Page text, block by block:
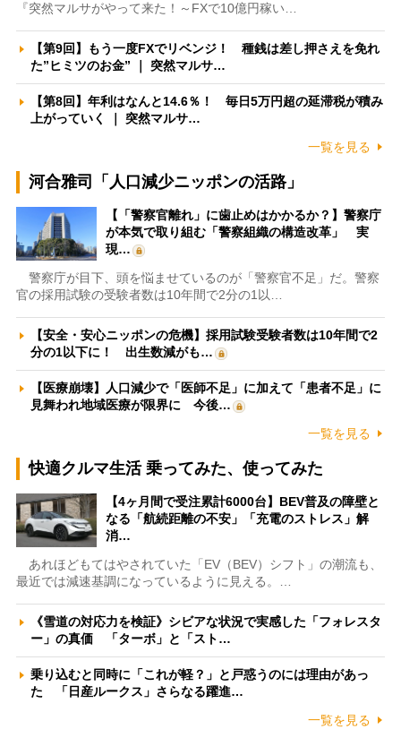
『突然マルサがやって来た！～FXで10億円稼い…
【第9回】もう一度FXでリベンジ！ 種銭は差し押さえを免れ
た”ヒミツのお金” ｜ 突然マルサ…
【第8回】年利はなんと14.6％！ 毎日5万円超の延滞税が積み
上がっていく ｜ 突然マルサ…
一覧を見る
河合雅司「人口減少ニッポンの活路」
【「警察官離れ」に歯止めはかかるか？】警察庁
が本気で取り組む「警察組織の構造改革」 実
現…
警察庁が目下、頭を悩ませているのが「警察官不足」だ。警察
官の採用試験の受験者数は10年間で2分の1以…
【安全・安心ニッポンの危機】採用試験受験者数は10年間で2
分の1以下に！ 出生数減がも…
【医療崩壊】人口減少で「医師不足」に加えて「患者不足」に
見舞われ地域医療が限界に 今後…
一覧を見る
快適クルマ生活 乗ってみた、使ってみた
【4ヶ月間で受注累計6000台】BEV普及の障壁と
なる「航続距離の不安」「充電のストレス」解
消…
あれほどもてはやされていた「EV（BEV）シフト」の潮流も、
最近では減速基調になっているように見える。…
《雪道の対応力を検証》シビアな状況で実感した「フォレスタ
ー」の真価 「ターボ」と「スト…
乗り込むと同時に「これが軽？」と戸惑うのには理由があっ
た 「日産ルークス」さらなる躍進…
一覧を見る